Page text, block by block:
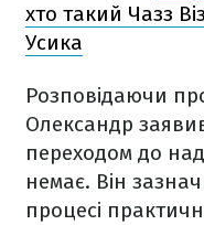
хто такий Чазз
Усика
Розповідаючи
Олександр
переходом до
немає. Він
процесі